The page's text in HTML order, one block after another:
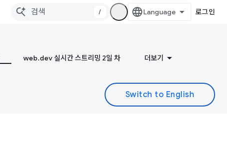
/ 로그인
web.dev 실시간 스트리밍 2일 차 더보기